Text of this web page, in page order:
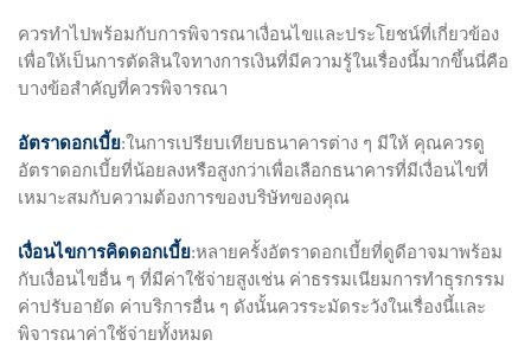
ควรทำไปพร้อมกับการพิจารณาเงื่อนไขและประโยชน์ที่เกี่ยวข้อง
เพื่อให้เป็นการตัดสินใจทางการเงินที่มีความรู้ในเรื่องนี้มากขึ้นนี่คือ
บางข้อสำคัญที่ควรพิจารณา
อัตราดอกเบี้ย:ในการเปรียบเทียบธนาคารต่าง ๆ มีให้ คุณควรดู
อัตราดอกเบี้ยที่น้อยลงหรือสูงกว่าเพื่อเลือกธนาคารที่มีเงื่อนไขที่
เหมาะสมกับความต้องการของบริษัทของคุณ
เงื่อนไขการคิดดอกเบี้ย:หลายครั้งอัตราดอกเบี้ยที่ดูดีอาจมาพร้อม
กับเงื่อนไขอื่น ๆ ที่มีค่าใช้จ่ายสูงเช่น ค่าธรรมเนียมการทำธุรกรรม
ค่าปรับอายัด ค่าบริการอื่น ๆ ดังนั้นควรระมัดระวังในเรื่องนี้และ
พิจารณาค่าใช้จ่ายทั้งหมด